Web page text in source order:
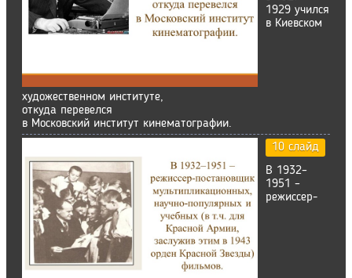
1929 учился
в Киевском
художественном институте,
откуда перевелся
в Московский институт кинематографии.
10 слайд
В 1932–
1951 –
режиссер-